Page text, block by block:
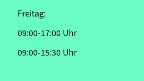
Freitag:
09:00-17:00 Uhr
09:00-15:30 Uhr